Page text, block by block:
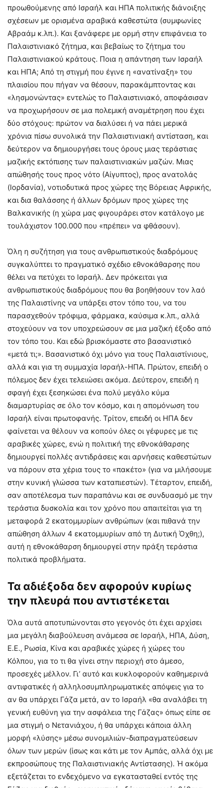
προωθούμενης από Ισραήλ και ΗΠΑ πολιτικής διάνοιξης
σχέσεων με ορισμένα αραβικά καθεστώτα (συμφωνίες
Αβραάμ κ.λπ.). Και ξανάφερε με ορμή στην επιφάνεια το
Παλαιστινιακό ζήτημα, και βεβαίως το ζήτημα του
Παλαιστινιακού κράτους. Ποια η απάντηση των Ισραήλ
και ΗΠΑ; Από τη στιγμή που έγινε η «ανατίναξη» του
πλαισίου που πήγαν να θέσουν, παρακάμπτοντας και
«λησμονώντας» εντελώς το Παλαιστινιακό, αποφάσισαν
να προχωρήσουν σε μια πολεμική αναμέτρηση που έχει
δύο στόχους: πρώτον να διαλύσει ή να πάει μερικά
χρόνια πίσω συνολικά την Παλαιστινιακή αντίσταση, και
δεύτερον να δημιουργήσει τους όρους μιας τεράστιας
μαζικής εκτόπισης των παλαιστινιακών μαζών. Μιας
απώθησής τους προς νότο (Αίγυπτος), προς ανατολάς
(Ιορδανία), νοτιοδυτικά προς χώρες της Βόρειας Αφρικής,
και δια θαλάσσης ή άλλων δρόμων προς χώρες της
Βαλκανικής (η χώρα μας φιγουράρει στον κατάλογο με
τουλάχιστον 100.000 που «πρέπει» να φθάσουν).
Όλη η συζήτηση για τους ανθρωπιστικούς διαδρόμους
συγκαλύπτει το πραγματικό σχέδιο εθνοκάθαρσης που
θέλει να πετύχει το Ισραήλ. Δεν πρόκειται για
ανθρωπιστικούς διαδρόμους που θα βοηθήσουν τον λαό
της Παλαιστίνης να υπάρξει στον τόπο του, να του
παρασχεθούν τρόφιμα, φάρμακα, καύσιμα κ.λπ., αλλά
στοχεύουν να τον υποχρεώσουν σε μια μαζική έξοδο από
τον τόπο του. Και εδώ βρισκόμαστε στο βασανιστικό
«μετά τι;». Βασανιστικό όχι μόνο για τους Παλαιστίνιους,
αλλά και για τη συμμαχία Ισραήλ-ΗΠΑ. Πρώτον, επειδή ο
πόλεμος δεν έχει τελειώσει ακόμα. Δεύτερον, επειδή η
σφαγή έχει ξεσηκώσει ένα πολύ μεγάλο κύμα
διαμαρτυρίας σε όλο τον κόσμο, και η απομόνωση του
Ισραήλ είναι πρωτοφανής. Τρίτον, επειδή οι ΗΠΑ δεν
φαίνεται να θέλουν να κοπούν όλες οι γέφυρες με τις
αραβικές χώρες, ενώ η πολιτική της εθνοκάθαρσης
δημιουργεί πολλές αντιδράσεις και αρνήσεις καθεστώτων
να πάρουν στα χέρια τους το «πακέτο» (για να μιλήσουμε
στην κυνική γλώσσα των καταπιεστών). Τέταρτον, επειδή,
σαν αποτέλεσμα των παραπάνω και σε συνδυασμό με την
τεράστια δυσκολία και τον χρόνο που απαιτείται για τη
μεταφορά 2 εκατομμυρίων ανθρώπων (και πιθανά την
απώθηση άλλων 4 εκατομμυρίων από τη Δυτική Όχθη;),
αυτή η εθνοκάθαρση δημιουργεί στην πράξη τεράστια
πολιτικά προβλήματα.
Τα αδιέξοδα δεν αφορούν κυρίως
την πλευρά που αντιστέκεται
Όλα αυτά αποτυπώνονται στο γεγονός ότι έχει αρχίσει
μια μεγάλη διαβούλευση ανάμεσα σε Ισραήλ, ΗΠΑ, Δύση,
Ε.Ε., Ρωσία, Κίνα και αραβικές χώρες ή χώρες του
Κόλπου, για το τι θα γίνει στην περιοχή στο άμεσο,
προσεχές μέλλον. Γι’ αυτό και κυκλοφορούν καθημερινά
αντιφατικές ή αλληλοσυμπληρωματικές απόψεις για το
αν θα υπάρχει Γάζα μετά, αν το Ισραήλ «θα αναλάβει τη
γενική ευθύνη για την ασφάλεια της Γάζας» όπως είπε σε
μια στιγμή ο Νετανιάχου, ή θα υπάρχει κάποια άλλη
μορφή «λύσης» μέσω συνομιλιών-διαπραγματεύσεων
όλων των μερών (ίσως και κάτι με τον Αμπάς, αλλά όχι με
εκπροσώπους της Παλαιστινιακής Αντίστασης). Ή ακόμα
εξετάζεται το ενδεχόμενο να εγκατασταθεί εντός της